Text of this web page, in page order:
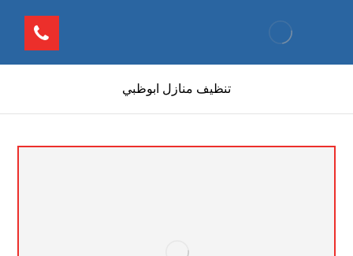
تنظيف منازل ابوظبي